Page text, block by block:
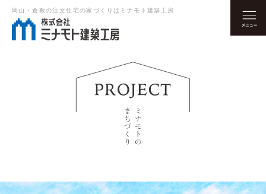
岡山・倉敷の注文住宅の家づくりはミナモト建築工房